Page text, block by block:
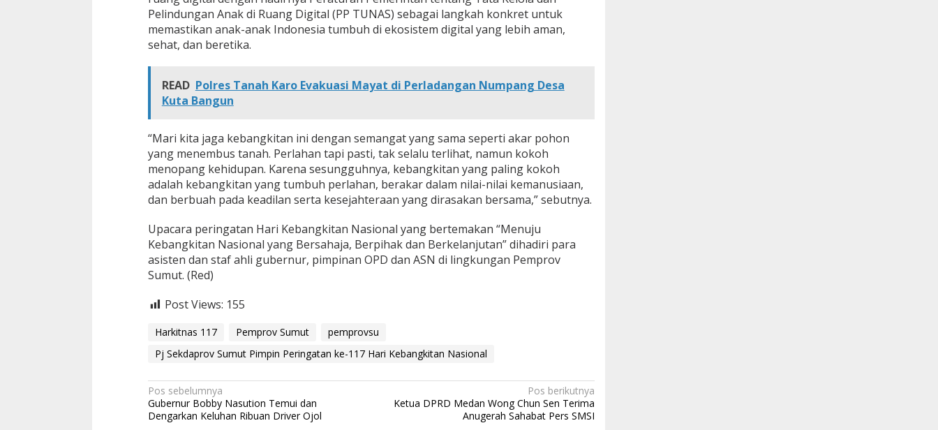
Pelindungan Anak di Ruang Digital (PP TUNAS) sebagai langkah konkret untuk
memastikan anak-anak Indonesia tumbuh di ekosistem digital yang lebih aman,
sehat, dan beretika.
READ Polres Tanah Karo Evakuasi Mayat di Perladangan Numpang Desa
Kuta Bangun
“Mari kita jaga kebangkitan ini dengan semangat yang sama seperti akar pohon
yang menembus tanah. Perlahan tapi pasti, tak selalu terlihat, namun kokoh
menopang kehidupan. Karena sesungguhnya, kebangkitan yang paling kokoh
adalah kebangkitan yang tumbuh perlahan, berakar dalam nilai-nilai kemanusiaan,
dan berbuah pada keadilan serta kesejahteraan yang dirasakan bersama,” sebutnya.
Upacara peringatan Hari Kebangkitan Nasional yang bertemakan “Menuju
Kebangkitan Nasional yang Bersahaja, Berpihak dan Berkelanjutan” dihadiri para
asisten dan staf ahli gubernur, pimpinan OPD dan ASN di lingkungan Pemprov
Sumut. (Red)
Post Views: 155
Harkitnas 117 Pemprov Sumut
pemprovsu
Pj Sekdaprov Sumut Pimpin Peringatan ke-117 Hari Kebangkitan Nasional
N
a
Pos sebelumnya
Gubernur Bobby Nasution Temui dan
Dengarkan Keluhan Ribuan Driver Ojol
Pos berikutnya
Ketua DPRD Medan Wong Chun Sen Terima
Anugerah Sahabat Pers SMSI